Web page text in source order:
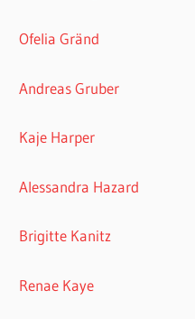
Ofelia Gränd
Andreas Gruber
Kaje Harper
Alessandra Hazard
Brigitte Kanitz
Renae Kaye